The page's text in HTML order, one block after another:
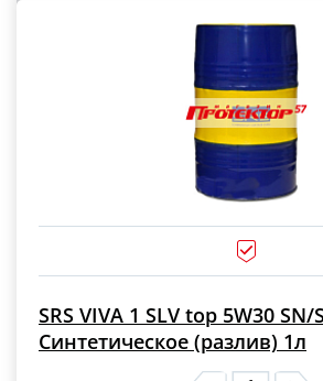
SRS VIVA 1 SLV top 5W30 SN/
Синтетическое (разлив) 1л